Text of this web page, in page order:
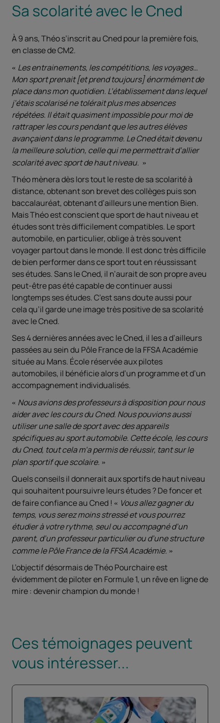
Sa scolarité avec le Cned
À 9 ans, Théo s’inscrit au Cned pour la première fois,
en classe de CM2.
Les entrainements, les compétitions, les voyages…
Mon sport prenait [et prend toujours] énormément de
place dans mon quotidien. L’établissement dans lequel
j’étais scolarisé ne tolérait plus mes absences
répétées. Il était quasiment impossible pour moi de
rattraper les cours pendant que les autres élèves
avançaient dans le programme. Le Cned était devenu
la meilleure solution, celle qui me permettrait d’allier
scolarité avec sport de haut niveau.
Théo mènera dès lors tout le reste de sa scolarité à
distance, obtenant son brevet des collèges puis son
baccalauréat, obtenant d’ailleurs une mention Bien.
Mais Théo est conscient que sport de haut niveau et
études sont très difficilement compatibles. Le sport
automobile, en particulier, oblige à très souvent
voyager partout dans le monde. Il est donc très difficile
de bien performer dans ce sport tout en réussissant
ses études. Sans le Cned, il n’aurait de son propre aveu
peut-être pas été capable de continuer aussi
longtemps ses études. C’est sans doute aussi pour
cela qu’il garde une image très positive de sa scolarité
avec le Cned.
Ses 4 dernières années avec le Cned, il les a d’ailleurs
passées au sein du Pôle France de la FFSA Académie
située au Mans. École réservée aux pilotes
automobiles, il bénéficie alors d’un programme et d’un
accompagnement individualisés.
Nous avions des professeurs à disposition pour nous
aider avec les cours du Cned. Nous pouvions aussi
utiliser une salle de sport avec des appareils
spécifiques au sport automobile. Cette école, les cours
du Cned, tout cela m’a permis de réussir, tant sur le
plan sportif que scolaire.
Quels conseils il donnerait aux sportifs de haut niveau
qui souhaitent poursuivre leurs études ? De foncer et
de faire confiance au Cned !
Vous allez gagner du
temps, vous serez moins stressé et vous pourrez
étudier à votre rythme, seul ou accompagné d’un
parent, d’un professeur particulier ou d’une structure
commelePôle France de la FFSA Académie.
L’objectif désormais de Théo Pourchaire est
évidemment de piloter en Formule 1, un rêve en ligne de
mire : devenir champion du monde !
Ces témoignages peuvent
vous intéresser...